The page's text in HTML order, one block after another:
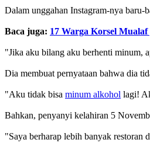
Dalam unggahan Instagram-nya
Baca juga: 17 Warga Korsel
"Jika aku bilang aku berhenti minum,
Dia membuat pernyataan bahwa dia
"Aku tidak bisa minum alkohol lagi!
Bahkan, penyanyi kelahiran 5
"Saya berharap lebih banyak